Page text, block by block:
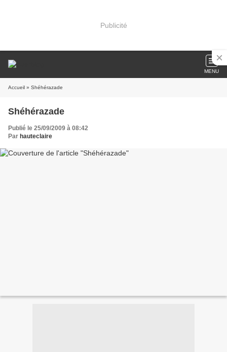
Publicité
MENU
Accueil » Shéhérazade
Shéhérazade
Publié le 25/09/2009 à 08:42
Par hauteclaire